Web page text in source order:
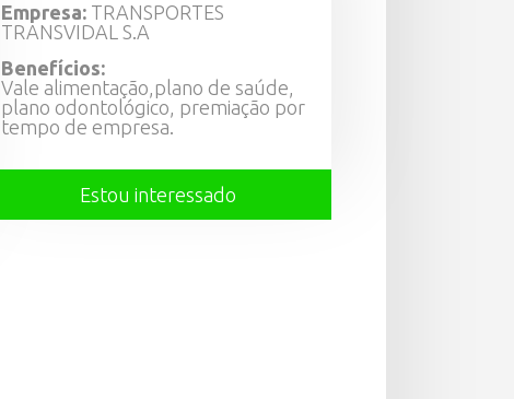
Empresa: TRANSPORTES
TRANSVIDAL S.A
Benefícios:
Vale alimentação,plano de saúde,
plano odontológico, premiação por
tempo de empresa.
Estou interessado